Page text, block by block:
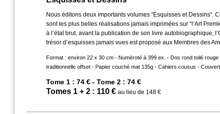
Nous éditons deux importants volumes “Esquisses et Dessins".
sont les plus belles réalisations jamais imprimées sur “l’Art
à l’état brut, avant la publication de son livre autobiographique,
trésor d’esquisses jamais vues est proposé aux Membres des
Format : environ 22 x 30 cm - Numéroté à 399 ex. - Dos rond toilé
traditionnelle offset - Papier couché mat 135g - Cahiers cousus -
Tome 1 : 74 € - Tome 2 : 74 €
Tomes 1 + 2 : 110 € au lieu de 148 €